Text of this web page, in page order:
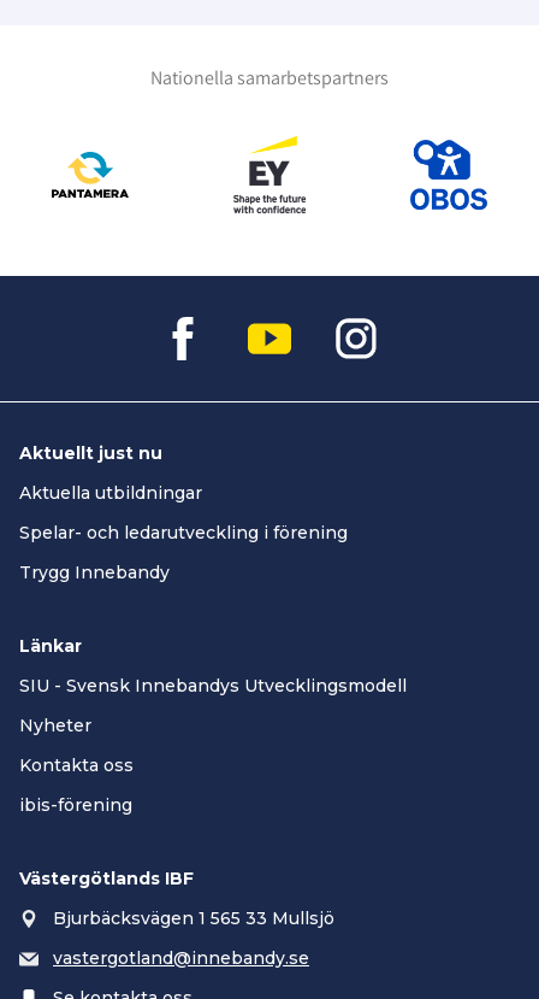
Nationella samarbetspartners
Aktuellt just nu
Aktuella utbildningar
Spelar- och ledarutveckling i förening
Trygg Innebandy
Länkar
SIU - Svensk Innebandys Utvecklingsmodell
Nyheter
Kontakta oss
ibis-förening
Västergötlands IBF
Bjurbäcksvägen 1 565 33 Mullsjö
vastergotland@innebandy.se